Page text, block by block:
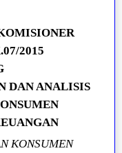
2015
DAN ANALISIS
KONSUMEN